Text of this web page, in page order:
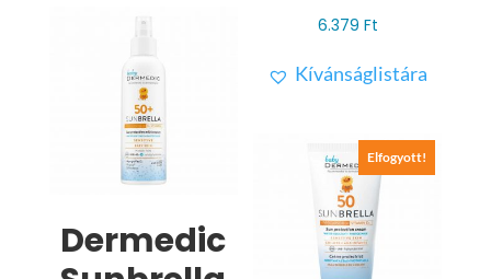
6.379 Ft
Kívánságlistára
Dermedic
Elfogyott!